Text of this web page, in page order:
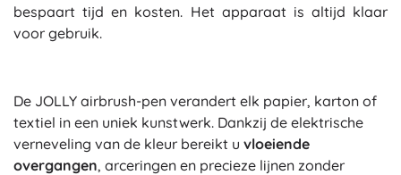
bespaart tijd en kosten. Het apparaat is altijd klaar
voor gebruik.
De JOLLY airbrush-pen verandert elk papier, karton of
textiel in een uniek kunstwerk. Dankzij de elektrische
verneveling van de kleur bereikt u vloeiende
overgangen, arceringen en precieze lijnen zonder